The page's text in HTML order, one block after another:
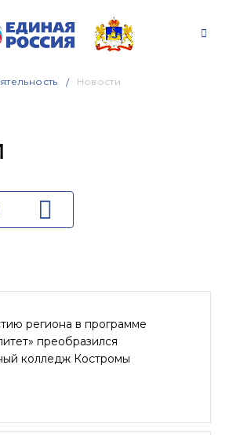
Новости
региона в программе
преобразился
колледж Костромы